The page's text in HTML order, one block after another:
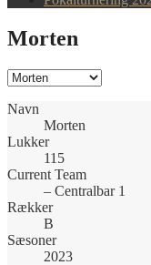
Morten
Navn
Morten
Lukker
115
Current Team
– Centralbar 1
Rækker
B
Sæsoner
2023